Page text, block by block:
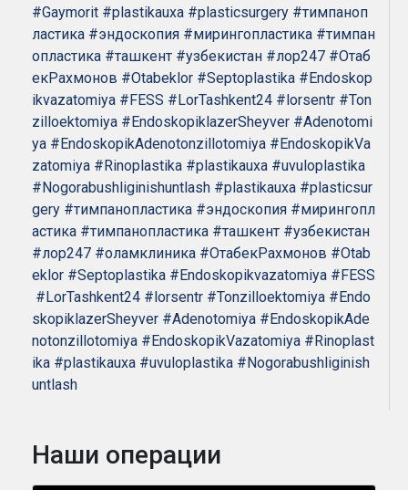
#Gaymorit #plastikauxa #plasticsurgery #тимпаноп
ластика #эндоскопия #мирингопластика #тимпан
опластика #ташкент #узбекистан #лор247 #Отаб
екРахмонов #Otabeklor #Septoplastika #Endoskop
ikvazatomiya #FESS #LorTashkent24 #lorsentr #Ton
zilloektomiya #EndoskopiklazerSheyver #Adenotomi
ya #EndoskopikAdenotonzillotomiya #EndoskopikVa
zatomiya #Rinoplastika #plastikauxa #uvuloplastika
#Nogorabushliginishuntlash #plastikauxa #plasticsur
gery #тимпанопластика #эндоскопия #мирингопл
астика #тимпанопластика #ташкент #узбекистан
#лор247 #оламклиника #ОтабекРахмонов #Otab
eklor #Septoplastika #Endoskopikvazatomiya #FESS
#LorTashkent24 #lorsentr #Tonzilloektomiya #Endo
skopiklazerSheyver #Adenotomiya #EndoskopikAde
notonzillotomiya #EndoskopikVazatomiya #Rinoplast
ika #plastikauxa #uvuloplastika #Nogorabushliginish
untlash
Наши операции